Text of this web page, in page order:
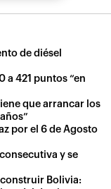
de diésel
a 421 puntos “en
que arrancar los
por el 6 de Agosto
y se
Bolivia: